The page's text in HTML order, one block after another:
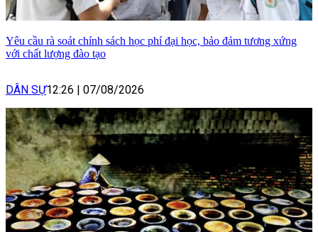
Yêu cầu rà soát chính sách học phí đại học, bảo đảm tương xứng
với chất lượng đào tạo
DÂN SỰ12:26 | 07/08/2026